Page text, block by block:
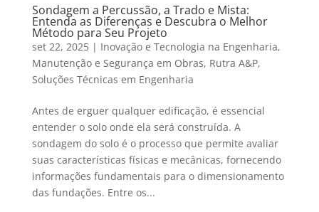
Sondagem a Percussão, a Trado e Mista:
Entenda as Diferenças e Descubra o Melhor
Método para Seu Projeto
set 22, 2025| Inovação e Tecnologia na Engenharia,
Manutenção e Segurança em Obras, Rutra A&P,
Soluções Técnicas em Engenharia
Antes de erguer qualquer edificação, é essencial
entender o solo onde ela será construída. A
sondagem do solo é o processo que permite avaliar
suas características físicas e mecânicas, fornecendo
informações fundamentais para o dimensionamento
das fundações. Entre os...